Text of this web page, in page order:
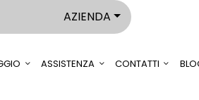
AZIENDA
ASSISTENZA CONTATTI